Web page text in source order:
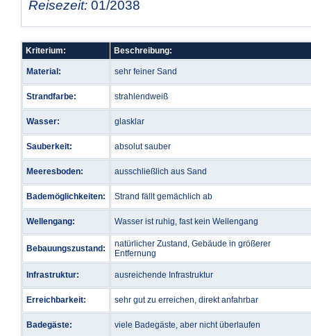
Reisezeit: 01/2038
Kriterium: Beschreibung:
Material: sehr feiner Sand
Strandfarbe: strahlendweiß
Wasser: glasklar
Sauberkeit: absolut sauber
Meeresboden: ausschließlich aus Sand
Bademöglichkeiten: Strand fällt gemächlich ab
Wellengang: Wasser ist ruhig, fast kein Wellengang
Bebauungszustand:
natürlicher Zustand, Gebäude in größerer
Entfernung
Infrastruktur: ausreichende Infrastruktur
Erreichbarkeit: sehr gut zu erreichen, direkt anfahrbar
Badegäste: viele Badegäste, aber nicht überlaufen